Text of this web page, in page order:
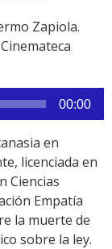
Zapiola.
00:00
en
licenciada en
Ciencias
Empatía
la muerte de
sobre la ley.